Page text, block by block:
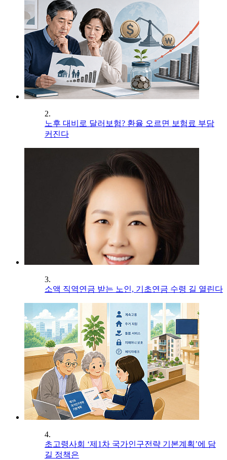
2.
노후 대비로 달러보험? 환율 오르면 보험료 부담
커진다
3.
소액 직역연금 받는 노인, 기초연금 수령 길 열린다
4.
초고령사회 ‘제1차 국가인구전략 기본계획’에 담
길 정책은